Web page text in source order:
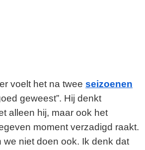
voelt het na twee seizoenen
geweest”. Hij denkt
alleen hij, maar ook het
moment verzadigd raakt.
we niet doen ook. Ik denk dat